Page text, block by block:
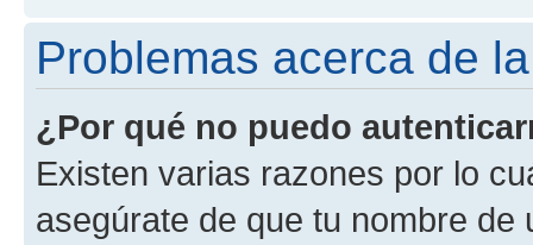
Problemas acerca de
¿Por qué no puedo
Existen varias razones por lo
asegúrate de que tu nombre